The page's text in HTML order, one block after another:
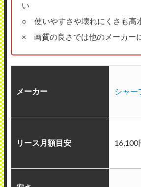
い
○ 使いやすさや壊れにくさも高
× 画質の良さでは他のメーカー
メーカー シャー
リース月額目安 16,100